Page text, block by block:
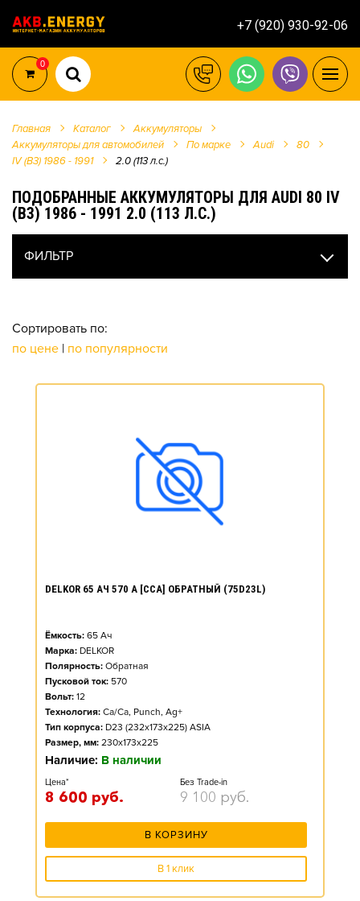
+7 (920) 930-92-06
0
Главная Каталог
Аккумуляторы
Аккумуляторы для автомобилей
По марке Audi
80
IV (B3) 1986 - 1991
2.0 (113 л.с.)
ПОДОБРАННЫЕ АККУМУЛЯТОРЫ ДЛЯ AUDI 80 IV
(B3) 1986 - 1991 2.0 (113 Л.С.)
ФИЛЬТР
Сортировать по:
по цене | по популярности
DELKOR 65 АЧ 570 А [CCA] ОБРАТНЫЙ (75D23L)
Ёмкость: 65 Ач
Марка: DELKOR
Полярность: Обратная
Пусковой ток: 570
Вольт: 12
Технология: Ca/Ca, Punch, Ag+
Тип корпуса: D23 (232x173x225) ASIA
Размер, мм: 230x173x225
Наличие: В наличии
Цена*
8 600 руб.
Без Trade-in
9 100 руб.
В КОРЗИНУ
В 1 клик